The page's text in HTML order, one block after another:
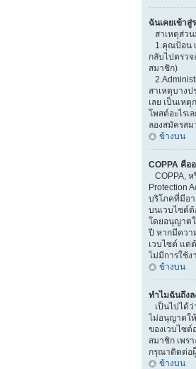
ฉันเคยเข้า
สาเหตุส่ว
1.คุณป้อน
กลับไปตรว
สมาชิก)
สาเหตุบางป
เลย เป็นเห
โพสต์อะไรเ
ลองสมัครส
ข้างบน
COPPA คือ
COPPA, ห
Protection
บริโภคที่มีอา
บนเวบไซต์
โดยอนุญาต
ปี หากมีควา
เวบไซต์ แต่
ไม่มีการใช้
ข้างบน
ทำไมฉันถึงล
เป็นไปได้ว่
ไม่อนุญาตให้
ของเวบไซต์
สมาชิก เพร
กรุณาติดต่อ
ข้างบน